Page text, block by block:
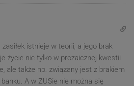
istnieje w teorii, a jego brak
życie nie tylko w prozaicznej kwestii
ale także np. związany jest z brakiem
A w ZUSie nie można się